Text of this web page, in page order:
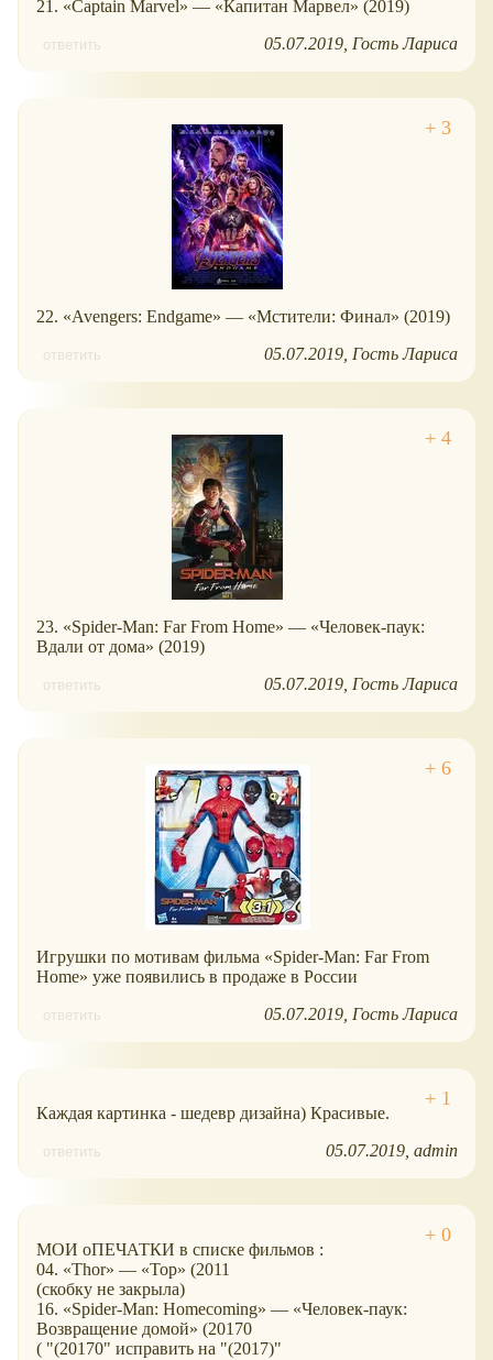
21. «Captain Marvel» — «Капитан Марвел» (2019)
ответить 05.07.2019 Гость Лариса
22. «Avengers: Endgame» — «Мстители: Финал» (2019)
ответить 05.07.2019 Гость Лариса
23. «Spider-Man: Far From Home» — «Человек-паук:
Вдали от дома» (2019)
ответить 05.07.2019 Гость Лариса
Игрушки по мотивам фильма «Spider-Man: Far From
Home» уже появились в продаже в России
ответить 05.07.2019 Гость Лариса
Каждая картинка - шедевр дизайна) Красивые.
ответить 05.07.2019 admin
МОИ оПЕЧАТКИ в списке фильмов :
04. «Thor» — «Тор» (2011
(скобку не закрыла)
16. «Spider-Man: Homecoming» — «Человек-паук:
Возвращение домой» (20170
( "(20170" исправить на "(2017)"